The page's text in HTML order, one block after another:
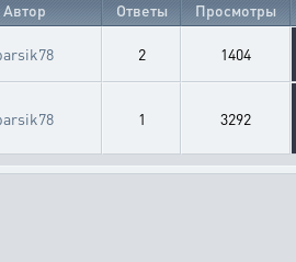
Автор Ответы Просмотры
2 1404
1 3292